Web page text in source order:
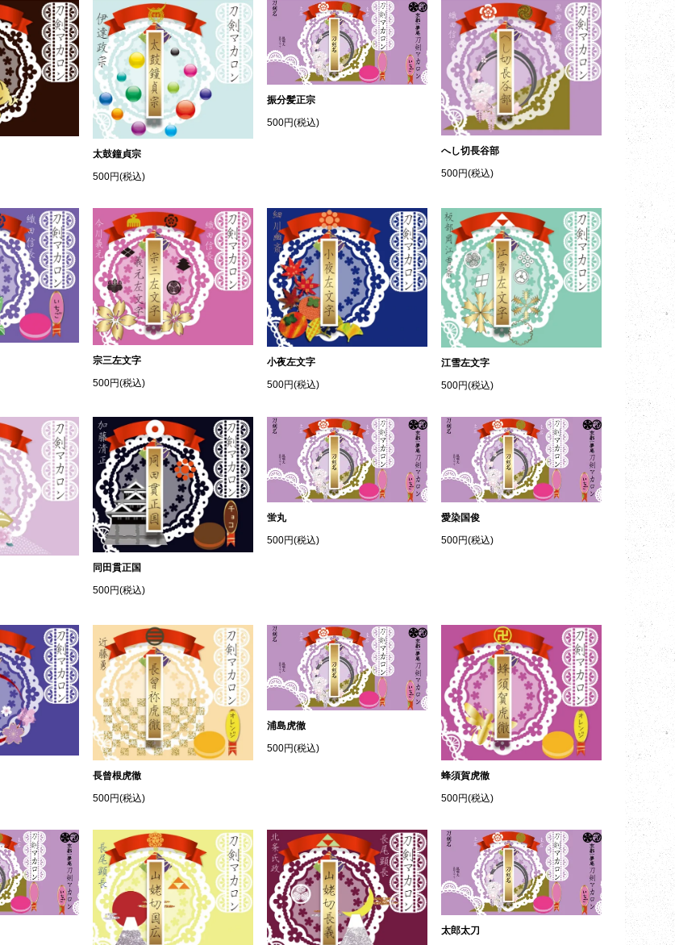
太鼓鐘貞宗
500円(税込)
振分髪正宗
500円(税込)
へし切長谷部
500円(税込)
宗三左文字
500円(税込)
小夜左文字
500円(税込)
江雪左文字
500円(税込)
同田貫正国
500円(税込)
蛍丸
500円(税込)
愛染国俊
500円(税込)
長曾根虎徹
500円(税込)
浦島虎徹
500円(税込)
蜂須賀虎徹
500円(税込)
太郎太刀